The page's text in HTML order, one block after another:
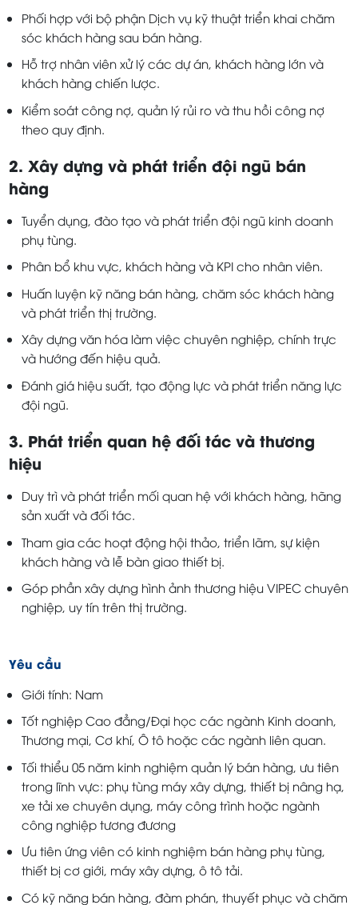
Phối hợp với bộ phận Dịch vụ kỹ thuật triển khai chăm
sóc khách hàng sau bán hàng.
Hỗ trợ nhân viên xử lý các dự án, khách hàng lớn và
khách hàng chiến lược.
Kiểm soát công nợ, quản lý rủi ro và thu hồi công nợ
theo quy định.
2. Xây dựng và phát triển đội ngũ bán
hàng
Tuyển dụng, đào tạo và phát triển đội ngũ kinh doanh
phụ tùng.
Phân bổ khu vực, khách hàng và KPI cho nhân viên.
Huấn luyện kỹ năng bán hàng, chăm sóc khách hàng
và phát triển thị trường.
Xây dựng văn hóa làm việc chuyên nghiệp, chính trực
và hướng đến hiệu quả.
Đánh giá hiệu suất, tạo động lực và phát triển năng lực
đội ngũ.
3. Phát triển quan hệ đối tác và thương
hiệu
Duy trì và phát triển mối quan hệ với khách hàng, hãng
sản xuất và đối tác.
Tham gia các hoạt động hội thảo, triển lãm, sự kiện
khách hàng và lễ bàn giao thiết bị.
Góp phần xây dựng hình ảnh thương hiệu VIPEC chuyên
nghiệp, uy tín trên thị trường.
Yêu cầu
Giới tính: Nam
Tốt nghiệp Cao đẳng/Đại học các ngành Kinh doanh,
Thương mại, Cơ khí, Ô tô hoặc các ngành liên quan.
Tối thiểu 05 năm kinh nghiệm quản lý bán hàng, ưu tiên
trong lĩnh vực: phụ tùng máy xây dựng, thiết bị nâng hạ,
xe tải xe chuyên dụng, máy công trình hoặc ngành
công nghiệp tương đương
Ưu tiên ứng viên có kinh nghiệm bán hàng phụ tùng,
thiết bị cơ giới, máy xây dựng, ô tô tải.
Có kỹ năng bán hàng, đàm phán, thuyết phục và chăm